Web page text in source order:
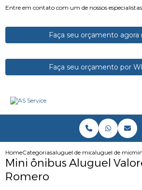
Entre em contato com um de nossos
Faça seu orçamento
Faça seu orçamento por
HomeCategoriasaluguel de micro onibus
aluguel de
Mini ônibus Aluguel
Romero